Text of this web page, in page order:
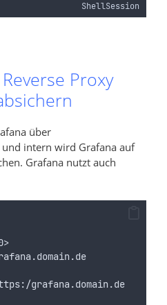
ShellSession
Proxy
über
intern wird Grafana auf
Grafana nutzt auch
grafana.domain.de